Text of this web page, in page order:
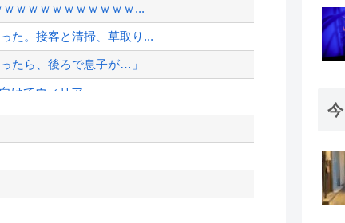
ｗｗｗｗｗｗｗｗｗｗ...
た。接客と清掃、草取り...
たら、後ろで息子が…」
けてウィリア...
てしまう
番通報されても辞全...
定した結果ｗｗ...